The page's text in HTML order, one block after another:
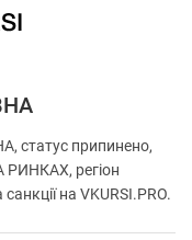
статус припинено,
регіон
на VKURSI.PRO.